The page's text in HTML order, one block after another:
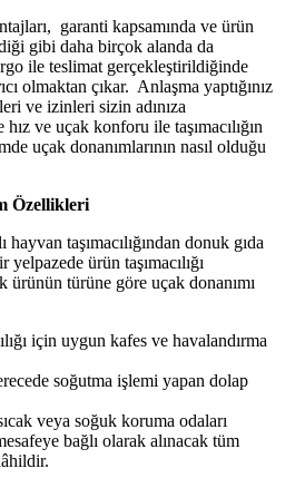
garanti kapsamında ve ürün
gibi daha birçok alanda da
ile teslimat gerçekleştirildiğinde
olmaktan çıkar. Anlaşma yaptığınız
ve izinleri sizin adınıza
ve uçak konforu ile taşımacılığın
uçak donanımlarının nasıl olduğu
Özellikleri
hayvan taşımacılığından donuk gıda
yelpazede ürün taşımacılığı
ürünün türüne göre uçak donanımı
için uygun kafes ve havalandırma
soğutma işlemi yapan dolap
veya soğuk koruma odaları
bağlı olarak alınacak tüm